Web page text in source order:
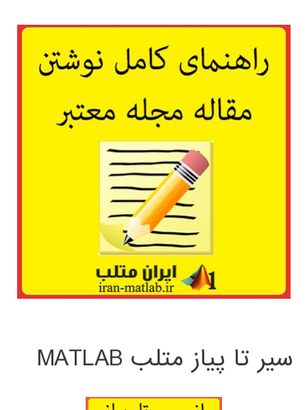
سیر تا پیاز متلب MATLAB